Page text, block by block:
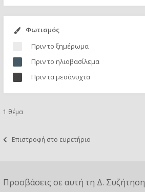
Φωτισμός
Πριν το ξημέρωμα
Πριν το ηλιοβασίλεμα
Πριν τα μεσάνυχτα
1 θέμα
Επιστροφή στο ευρετήριο
Προσβάσεις σε αυτή τη Δ. Συζήτηση